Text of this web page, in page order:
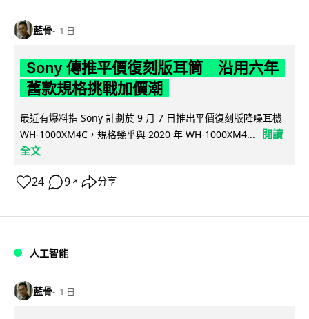
藍骨 1 日
Sony 傳推平價復刻版耳筒 沿用六年
舊款規格挑戰加價潮
最近有爆料指 Sony 計劃於 9 月 7 日推出平價復刻版降噪耳機
WH-1000XM4C，規格幾乎與 2020 年 WH-1000XM4...
閱讀
全文
24 9 ↗ 分享
人工智能
藍骨 1 日